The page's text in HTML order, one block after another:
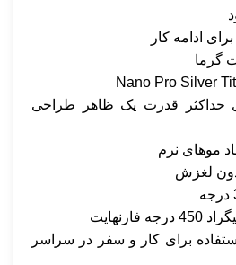
ادامه کار
گرما
حداکثر قدرت یک ظاهر طراحی
موهای نرم
لغزش
استفاده برای کار و سفر در سراسر